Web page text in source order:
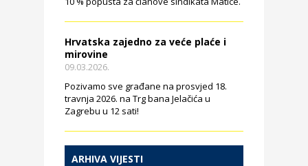
Hrvatska zajedno za veće plaće i
mirovine
09.03.2026.
Pozivamo sve građane na prosvjed 18.
travnja 2026. na Trg bana Jelačića u
Zagrebu u 12 sati!
ARHIVA VIJESTI